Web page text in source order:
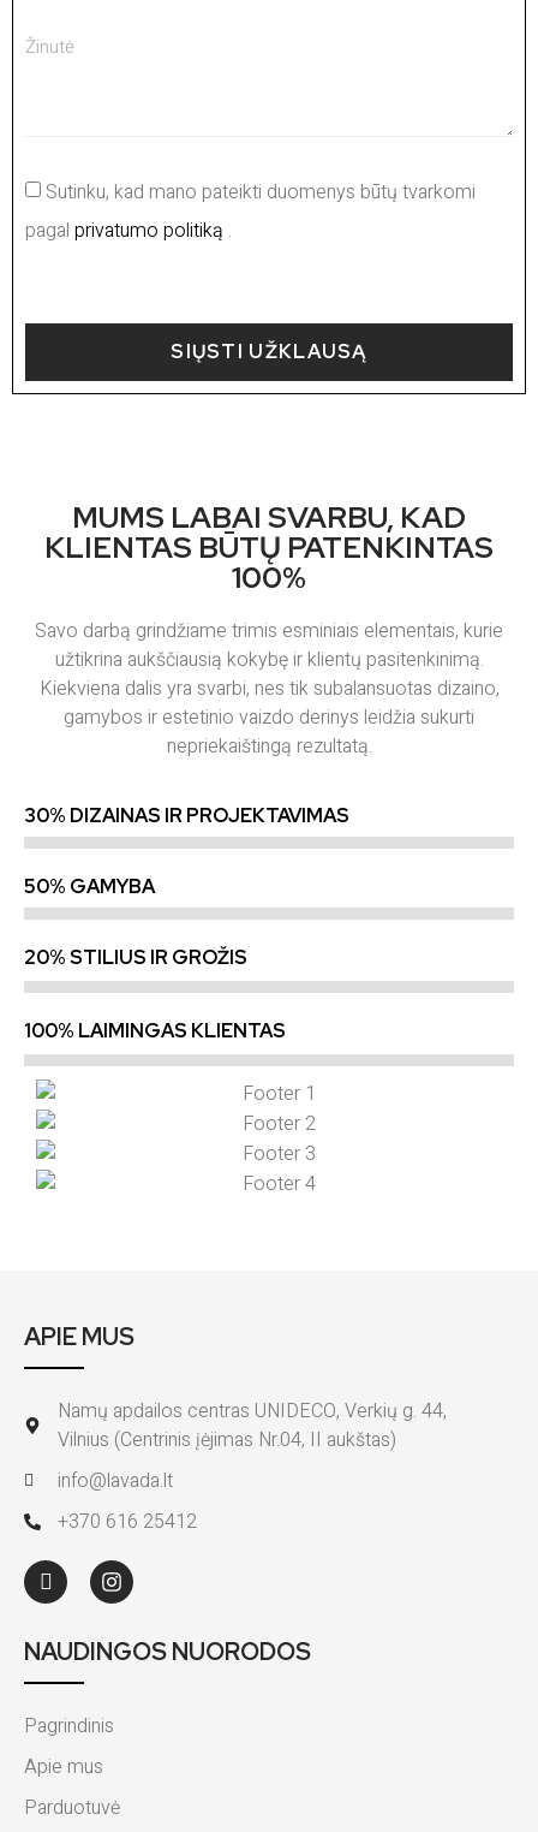
Sutinku, kad mano pateikti duomenys būtų tvarkomi
pagal privatumo politiką .
SIŲSTI UŽKLAUSĄ
MUMS LABAI SVARBU, KAD
KLIENTAS BŪTŲ PATENKINTAS
100%
Savo darbą grindžiame trimis esminiais elementais, kurie
užtikrina aukščiausią kokybę ir klientų pasitenkinimą.
Kiekviena dalis yra svarbi, nes tik subalansuotas dizaino,
gamybos ir estetinio vaizdo derinys leidžia sukurti
nepriekaištingą rezultatą.
30% DIZAINAS IR PROJEKTAVIMAS
50% GAMYBA
20% STILIUS IR GROŽIS
100% LAIMINGAS KLIENTAS
APIE MUS
Namų apdailos centras UNIDECO, Verkių g. 44,
Vilnius (Centrinis įėjimas Nr.04, II aukštas)
info@lavada.lt
+370 616 25412
NAUDINGOS NUORODOS
Pagrindinis
Apie mus
Parduotuvė